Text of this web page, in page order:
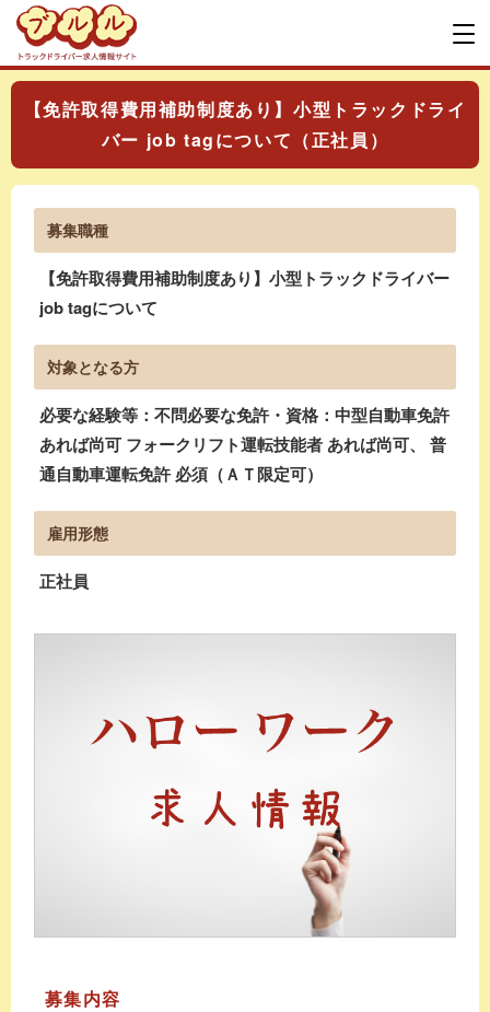
【免許取得費用補助制度あり】小型トラックドライ
バー job tagについて（正社員）
募集職種
【免許取得費用補助制度あり】小型トラックドライバー
job tagについて
対象となる方
必要な経験等：不問必要な免許・資格：中型自動車免許
あれば尚可 フォークリフト運転技能者 あれば尚可、 普
通自動車運転免許 必須（ＡＴ限定可）
雇用形態
正社員
募集内容